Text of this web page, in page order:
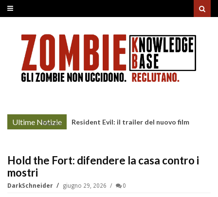
Ultime Notizie
More » Resident Evil: il trailer del nuovo film
Hold the Fort: difendere la casa contro i
mostri
DarkSchneider giugno 29, 2026 0